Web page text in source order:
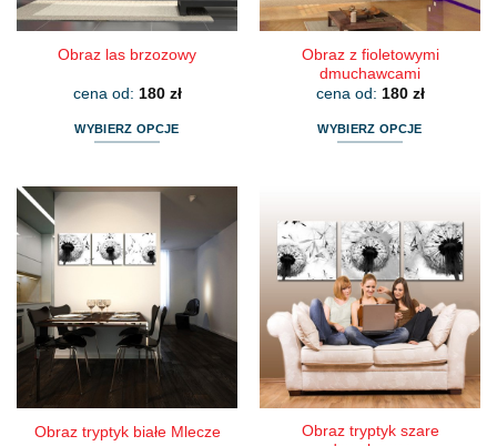
produktu
produktu
Obraz las brzozowy
cena od: 180 zł
WYBIERZ OPCJE
wariantów.
Opcje
wybrać
na
stronie
Obraz z fioletowymi
dmuchawcami
cena od: 180 zł
WYBIERZ OPCJE
wiele
wariantów.
Opcje
można
wybrać
na
stronie
produktu
Obraz tryptyk białe Mlecze
Obraz tryptyk szare